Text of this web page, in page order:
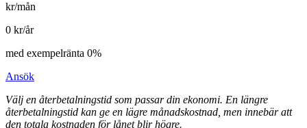
kr/mån
0 kr/år
med exempelränta 0%
Ansök
Välj en återbetalningstid som passar din ekonomi. En längre
återbetalningstid kan ge en lägre månadskostnad, men innebär att
den totala kostnaden för lånet blir högre.